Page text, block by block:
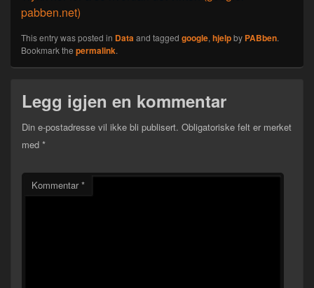
pabben.net)
This entry was posted in Dataand tagged google, hjelpby PABben.
Bookmark the permalink.
Legg igjen en kommentar
Din e-postadresse vil ikke bli publisert. Obligatoriske felt er merket
med *
Kommentar*